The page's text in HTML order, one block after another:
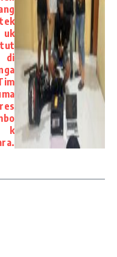
uk
di
k